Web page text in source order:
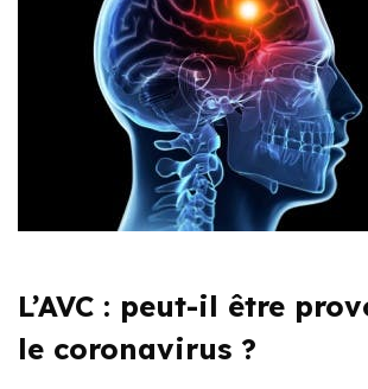
L’AVC : peut-il être
le coronavirus ?